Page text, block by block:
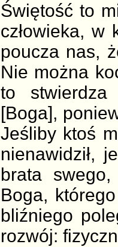
Świętość to
człowieka, w
poucza nas,
Nie można
to stwierdza
[Boga],
Jeśliby ktoś
nienawidził,
brata
Boga,
bliźniego
rozwój: